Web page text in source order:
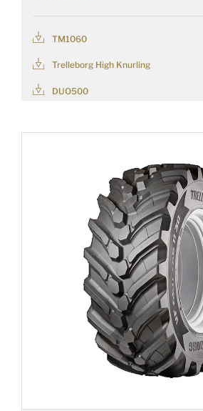
TM1060
Trelleborg High Knurling
DUO500